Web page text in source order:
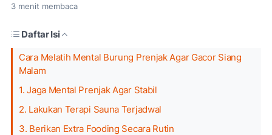
3 menit membaca
Daftar Isi
Cara Melatih Mental Burung Prenjak Agar Gacor Siang
Malam
1. Jaga Mental Prenjak Agar Stabil
2. Lakukan Terapi Sauna Terjadwal
3. Berikan Extra Fooding Secara Rutin